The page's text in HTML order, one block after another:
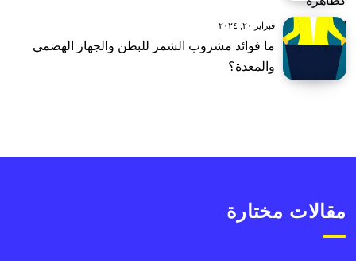
فبراير ٢٠, ٢٠٢٤
ما فوائد مشروب الشمر للبطن والجهاز الهضمي
والمعدة؟
مقالات مختارة